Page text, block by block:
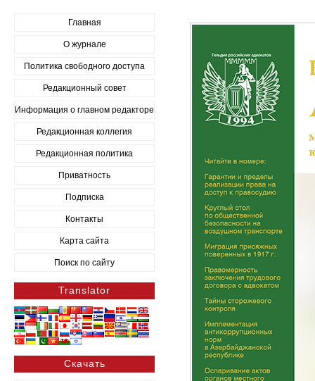
Главная
О журнале
Политика свободного доступа
Редакционный совет
Информация о главном редакторе
Редакционная коллегия
Редакционная политика
Приватность
Подписка
Контакты
Карта сайта
Поиск по сайту
Translator
Скачать